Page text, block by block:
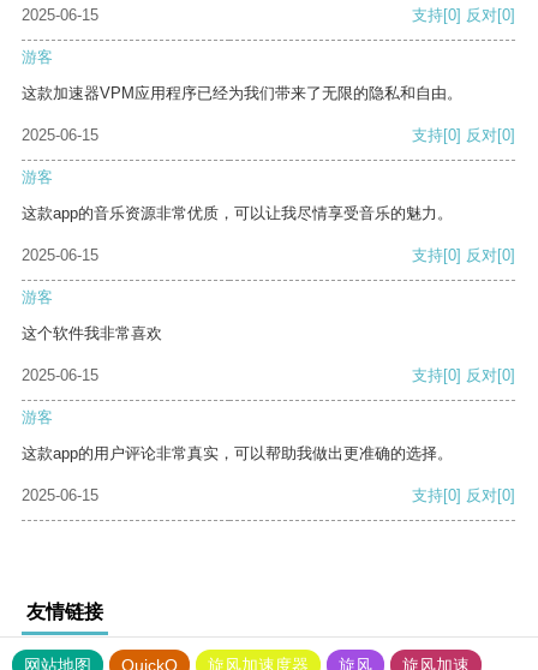
2025-06-15 支持[0] 反对[0]
游客
这款加速器VPM应用程序已经为我们带来了无限的隐私和自由。
2025-06-15 支持[0] 反对[0]
游客
这款app的音乐资源非常优质，可以让我尽情享受音乐的魅力。
2025-06-15 支持[0] 反对[0]
游客
这个软件我非常喜欢
2025-06-15 支持[0] 反对[0]
游客
这款app的用户评论非常真实，可以帮助我做出更准确的选择。
2025-06-15 支持[0] 反对[0]
友情链接
网站地图 QuickQ 旋风加速度器 旋风 旋风加速